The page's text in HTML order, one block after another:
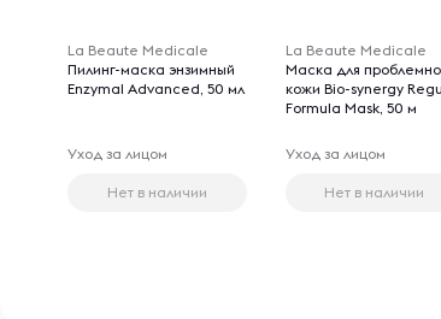
La Beaute Medicale
Пилинг-маска энзимный
Enzymal Advanced, 50 мл
Уход за лицом
Нет в наличии
La Beaute Medicale
Маска для
кожи Bio-synergy
Formula Mask, 50 м
Уход за лицом
Нет в наличии